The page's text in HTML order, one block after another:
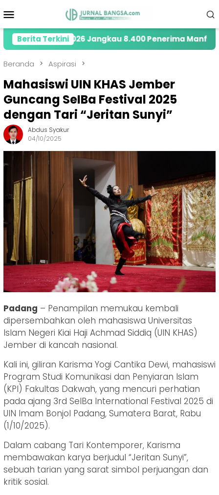
ke
Mobile
Berita Terkini
2026 Jangkau 8.400 Penerima Manfaat melalui
Beranda Aspirasi
Mahasiswi UIN KHAS Jember
Guncang SeIBa Festival 2025
dengan Tari “Jeritan Sunyi”
Abdus Syakur
04/10/2025
Padang – Penampilan memukau kembali
dipersembahkan oleh mahasiswa Universitas
Islam Negeri Kiai Haji Achmad Siddiq (UIN KHAS)
Jember di kancah nasional.
Kali ini, giliran Karisma Yogi Cantika Dewi, mahasiswi
Program Studi Komunikasi dan Penyiaran Islam
(KPI) Fakultas Dakwah, yang mencuri perhatian
pada ajang 3rd SeIBa International Festival 2025 di
UIN Imam Bonjol Padang, Sumatera Barat, Rabu
(1/10/2025).
Dalam cabang Tari Kontemporer, Karisma
membawakan karya berjudul “Jeritan Sunyi”,
sebuah tarian yang sarat simbol perjuangan dan
kritik sosial.